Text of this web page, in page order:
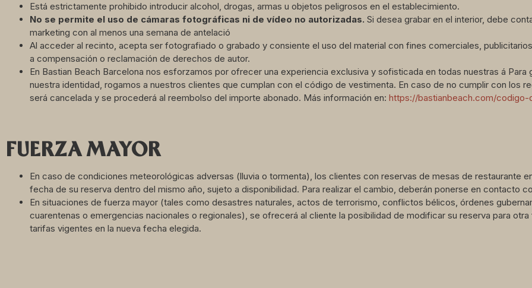
Está estrictamente prohibido introducir alcohol, drogas, armas u objetos peligrosos en el establecimiento.
No se permite el uso de cámaras fotográficas ni de vídeo no autorizadas. Si desea grabar en el interior, debe
marketing con al menos una semana de antelació
Al acceder al recinto, acepta ser fotografiado o grabado y consiente el uso del material con fines comerciales,
a compensación o reclamación de derechos de autor.
En Bastian Beach Barcelona nos esforzamos por ofrecer una experiencia exclusiva y sofisticada en todas nuestras á Para
nuestra identidad, rogamos a nuestros clientes que cumplan con el código de vestimenta. En caso de no cumplir con los
será cancelada y se procederá al reembolso del importe abonado. Más información en: https://bastianbeach.com/
FUERZA MAYOR
En caso de condiciones meteorológicas adversas (lluvia o tormenta), los clientes con reservas de mesas de restaurante
fecha de su reserva dentro del mismo año, sujeto a disponibilidad. Para realizar el cambio, deberán ponerse en contacto
En situaciones de fuerza mayor (tales como desastres naturales, actos de terrorismo, conflictos bélicos, órdenes
cuarentenas o emergencias nacionales o regionales), se ofrecerá al cliente la posibilidad de modificar su reserva para
tarifas vigentes en la nueva fecha elegida.